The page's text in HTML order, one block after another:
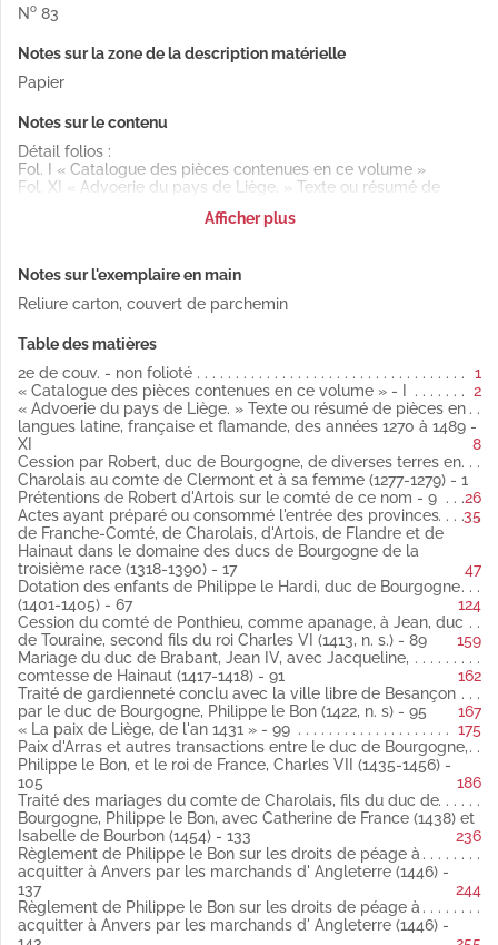
No 83
Notes sur la zone de la description matérielle
Papier
Notes sur le contenu
Détail folios :
Fol. I « Catalogue des pièces contenues en ce volume »
Fol. XI « Advoerie du pays de Liège. » Texte ou résumé de
Fol. 9 Prétentions de Robert d'Artois sur le comté de ce nom
1310-1335
Fol. 17 Actes ayant préparé ou consommé l'entrée des
et de Hainaut dans le domaine des ducs de Bourgogne de la
troisième race 1318-1390
Fol. 67 Dotation des enfants de Philippe le Hardi, duc de
Bourgogne 1401-1405
Fol. 89 Cession du comté de Ponthieu, comme apanage, à
Jean, duc de Touraine, second fils du roi Charles VI (1413, n. s.)
Fol. 91 Mariage du duc de Brabant, Jean IV, avec Jacqueline,
comtesse de Hainaut 1417-1418
Fol. 95 Traité de gardienneté conclu avec la ville libre de
Besançon par le duc de Bourgogne, Philippe le Bon (1422, n. s)
Fol. 99 « La paix de Liège, de l'an 1431 »
Fol. 105 Paix d'Arras et autres transactions entre le duc de
Bourgogne, Philippe le Bon, et le roi de France, Charles VII
1435-1456
Fol. 133 Traité des mariages du comte de Charolais, fils du duc
de Bourgogne, Philippe le Bon, avec Catherine de France (1438)
et Isabelle de Bourbon (1454)
Fol. 137 et 143 Règlement de Philippe le Bon sur les droits de
péage à acquitter à Anvers par les marchands d' Angleterre
1446
Fol. 147 Déclaration du duc Philippe le Bon reconnaissant la
qualité souveraine aux décisions des quatre membres de
Flandre (1459, n. s.)
Fol. 153 Actes de renonciation à la succession de Bourgogne
par Jean, comte de Nevers et d'Étampes 1465
Fol. 169 Traités entre le roi de France, Louis XI, et Charles le
Téméraire, duc de Bourgogne 1465-1475
Fol. 223 Traités de Sigismond, archiduc d'Autriche, avec le roi
de France, Louis XI, et les Suisses 1474-1477
Fol. 225 Permission de trafiquer aux Pays-Bas, donnée aux
Tournaisiens, nonobstant les guerres, par Maximilien d'Autriche
et Marie de Bourgogne 1478
Fol. 227 Paix d'Arras, entre Louis XI, roi de France, et Maximilien
d'Autriche 1482
Afficher plus
Notes sur l'exemplaire en main
Reliure carton, couvert de parchemin
Table des matières
2e de couv. - non folioté
1
« Catalogue des pièces contenues en ce volume » - I
2
« Advoerie du pays de Liège. » Texte ou résumé de pièces en
langues latine, française et flamande, des années 1270 à 1489 -
XI
8
Cession par Robert, duc de Bourgogne, de diverses terres en
Charolais au comte de Clermont et à sa femme (1277-1279) - 1
26
Prétentions de Robert d'Artois sur le comté de ce nom - 9
35
Actes ayant préparé ou consommé l'entrée des provinces
de Franche-Comté, de Charolais, d'Artois, de Flandre et de
Hainaut dans le domaine des ducs de Bourgogne de la
troisième race (1318-1390) - 17
47
Dotation des enfants de Philippe le Hardi, duc de Bourgogne
(1401-1405) - 67
124
Cession du comté de Ponthieu, comme apanage, à Jean, duc
de Touraine, second fils du roi Charles VI (1413, n. s.) - 89
159
Mariage du duc de Brabant, Jean IV, avec Jacqueline,
comtesse de Hainaut (1417-1418) - 91
162
Traité de gardienneté conclu avec la ville libre de Besançon
par le duc de Bourgogne, Philippe le Bon (1422, n. s) - 95
167
« La paix de Liège, de l'an 1431 » - 99
175
Paix d'Arras et autres transactions entre le duc de Bourgogne,
Philippe le Bon, et le roi de France, Charles VII (1435-1456) -
105
186
Traité des mariages du comte de Charolais, fils du duc de
Bourgogne, Philippe le Bon, avec Catherine de France (1438) et
Isabelle de Bourbon (1454) - 133
236
Règlement de Philippe le Bon sur les droits de péage à
acquitter à Anvers par les marchands d' Angleterre (1446) -
137
244
Règlement de Philippe le Bon sur les droits de péage à
acquitter à Anvers par les marchands d' Angleterre (1446) -